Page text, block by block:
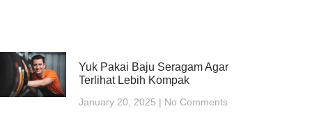
Yuk Pakai Baju Seragam Agar
Terlihat Lebih Kompak
January 20, 2025 No Comments